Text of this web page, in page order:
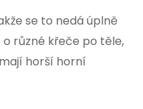
se to nedá úplně
různé křeče po těle,
horší horní